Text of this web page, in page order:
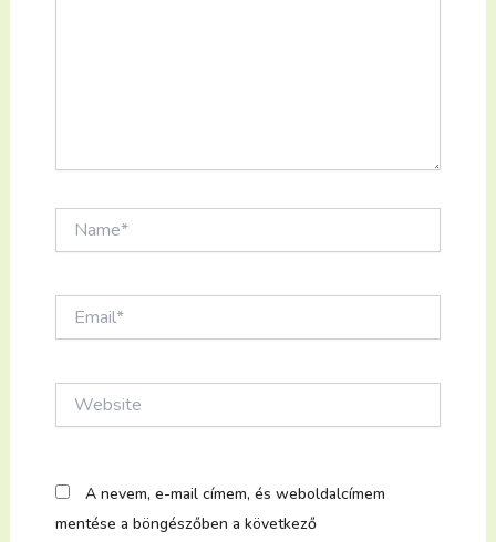
A nevem, e-mail címem, és weboldalcímem
mentése a böngészőben a következő